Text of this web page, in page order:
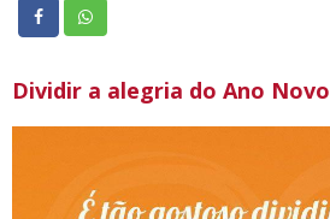
Dividir a alegria do Ano Novo